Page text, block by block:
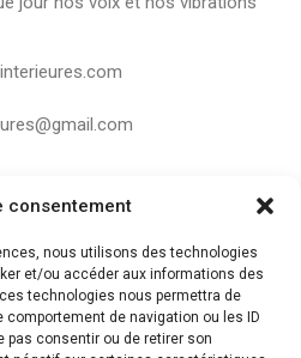
consentement
nous utilisons des technologies
et/ou accéder aux informations des
technologies nous permettra de
de navigation ou les ID
pas consentir ou de retirer son